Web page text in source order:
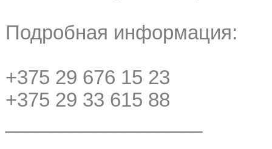
Подробная информация:
+375 29 676 15 23
+375 29 33 615 88